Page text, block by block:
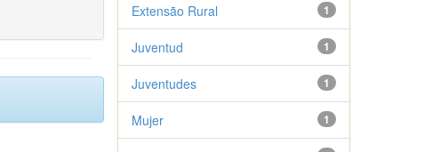
1
Extensão Rural
1
Juventud
1
Juventudes
1
Mujer